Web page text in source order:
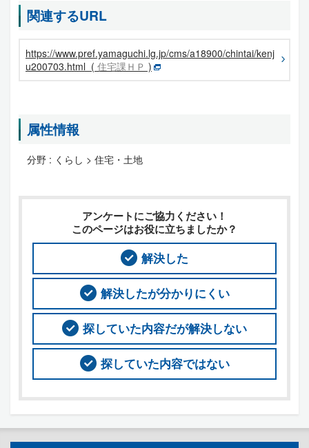
関連するURL
https://www.pref.yamaguchi.lg.jp/cms/a18900/chintai/kenj
u200703.html ( 住宅課ＨＰ )
属性情報
分野 : くらし > 住宅・土地
アンケートにご協力ください！
このページはお役に立ちましたか？
解決した
解決したが分かりにくい
探していた内容だが解決しない
探していた内容ではない